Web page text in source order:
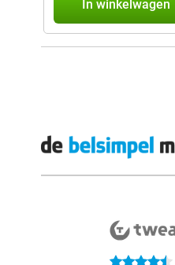
In winkelwagen
4.5 sterren